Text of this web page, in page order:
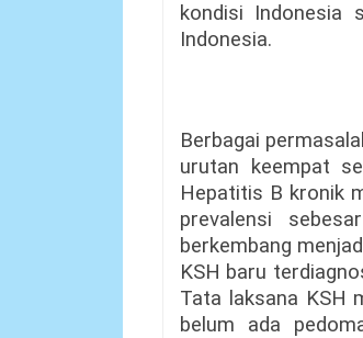
kondisi Indonesia
Indonesia.
Berbagai
urutan keempat
Hepatitis B kronik
prevalensi
berkembang
KSH baru
Tata laksana KSH
belum ada